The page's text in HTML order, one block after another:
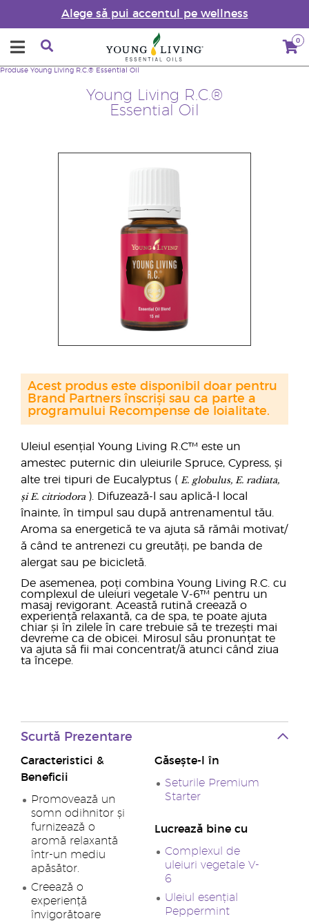
Alege să pui accentul pe wellness
0
Young Living R.C.®
Essential Oil
Produse Young Living R.C.® Essential Oil
Uleiul esențial Young Living R.C™ este un
amestec puternic din uleiurile Spruce, Cypress, și
alte trei tipuri de Eucalyptus ( E. globulus, E. radiata,
și E. citriodora ). Difuzează-l sau aplică-l local
înainte, în timpul sau după antrenamentul tău.
Aroma sa energetică te va ajuta să rămâi motivat/
ă când te antrenezi cu greutăți, pe banda de
alergat sau pe bicicletă.
De asemenea, poți combina Young Living R.C. cu
complexul de uleiuri vegetale V-6™ pentru un
masaj revigorant. Această rutină creează o
experiență relaxantă, ca de spa, te poate ajuta
chiar și în zilele în care trebuie să te trezești mai
devreme ca de obicei. Mirosul său pronunțat te
va ajuta să fii mai concentrat/ă atunci când ziua
ta începe.
Acest produs este disponibil doar pentru
Brand Partners înscriși sau ca parte a
programului Recompense de loialitate.
Scurtă Prezentare
Caracteristici &
Beneficii
Promovează un
somn odihnitor și
furnizează o
aromă relaxantă
într-un mediu
apăsător.
Creează o
experiență
învigorătoare
Găsește-l în
Seturile Premium
Starter
Lucrează bine cu
Complexul de
uleiuri vegetale V-
6
Uleiul esențial
Peppermint